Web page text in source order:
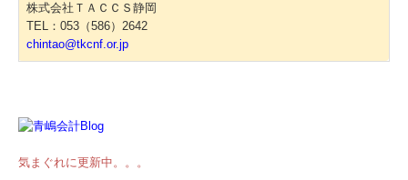
株式会社ＴＡＣＣＳ静岡
TEL：053（586）2642
chintao@tkcnf.or.jp
気まぐれに更新中。。。